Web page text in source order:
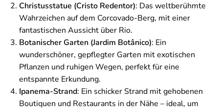
Christusstatue (Cristo Redentor): Das weltberühmte
Wahrzeichen auf dem Corcovado-Berg, mit einer
fantastischen Aussicht über Rio.
Botanischer Garten (Jardim Botânico): Ein
wunderschöner, gepflegter Garten mit exotischen
Pflanzen und ruhigen Wegen, perfekt für eine
entspannte Erkundung.
Ipanema-Strand: Ein schicker Strand mit gehobenen
Boutiquen und Restaurants in der Nähe – ideal, um